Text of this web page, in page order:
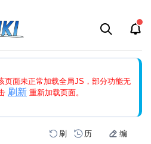
页面未正常加载全局JS，部分功能无
刷新 重新加载页面。
并刷新，如果还有问题，请多尝试几
刷 历 编